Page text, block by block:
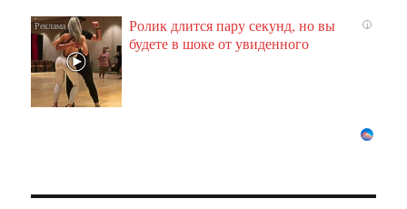
i
Ролик длится пару секунд, но вы
будете в шоке от увиденного